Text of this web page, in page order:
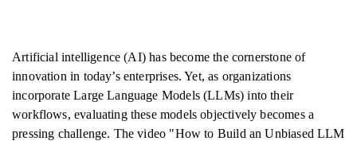
Artificial intelligence (AI) has become the cornerstone of
innovation in today’s enterprises. Yet, as organizations
incorporate Large Language Models (LLMs) into their
workflows, evaluating these models objectively becomes a
pressing challenge. The video "How to Build an Unbiased LLM